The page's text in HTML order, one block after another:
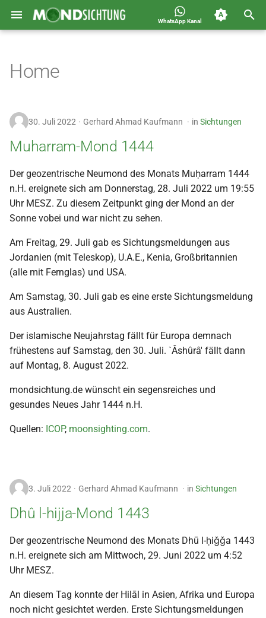
WhatsApp Kanal
e
w
r
n
i
t
i
a
s
i
t
Deutschland 1400-1449 n.H.
2024
2023
2022
2021
2019
2017
2016
2014
2013
2011
2010
2009
2007
Carousel
Islam
Mondsichtung
Sichtungen
Video
Home
30. Juli 2022 Gerhard Ahmad Kaufmann in Sichtungen
Muharram-Mond 1444
Der geozentrische Neumond des Monats Muḥarram 1444
n.H. ereignete sich am Donnerstag, 28. Juli 2022 um 19:55
Uhr MESZ. Zu diesem Zeitpunkt ging der Mond an der
Sonne vobei und war nicht zu sehen.
Am Freitag, 29. Juli gab es Sichtungsmeldungen aus
Jordanien (mit Teleskop), U.A.E., Kenia, Großbritannien
(alle mit Fernglas) und USA.
Am Samstag, 30. Juli gab es eine erste Sichtungsmeldung
aus Australien.
Der islamische Neujahrstag fällt für Europa demnach
frühestens auf Samstag, den 30. Juli. `Âshûrâ' fällt dann
auf Montag, 8. August 2022.
mondsichtung.de wünscht ein segensreiches und
gesundes Neues Jahr 1444 n.H.
Quellen: ICOP, moonsighting.com.
3. Juli 2022 Gerhard Ahmad Kaufmann in Sichtungen
Dhû l-hijja-Mond 1443
Der geozentrische Neumond des Monats Dhū l-ḥiǧǧa 1443
n.H. ereignete sich am Mittwoch, 29. Juni 2022 um 4:52
Uhr MESZ.
An diesem Tag konnte der Hilāl in Asien, Afrika und Europa
noch nicht gesichtet werden. Erste Sichtungsmeldungen